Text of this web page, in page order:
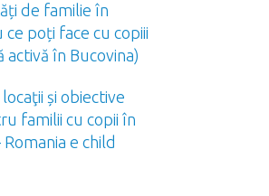
de familie în
ce poți face cu copiii
în Bucovina)
și obiective
familii cu copii în
e child